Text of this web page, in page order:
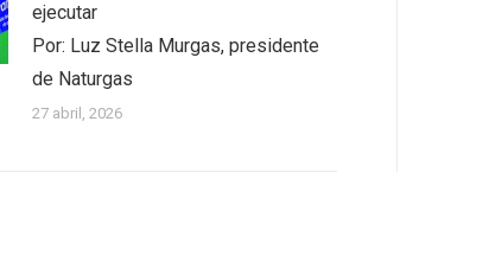
ejecutar
Por: Luz Stella Murgas, presidente
de Naturgas
27 abril, 2026